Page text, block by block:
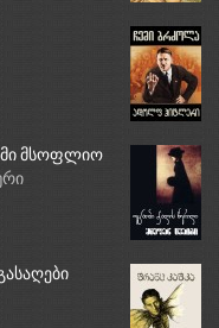
მსოფლიო